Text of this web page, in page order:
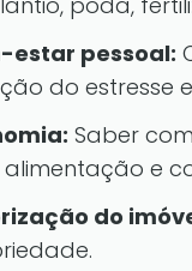
estar pessoal:
do estresse
Saber
e
do